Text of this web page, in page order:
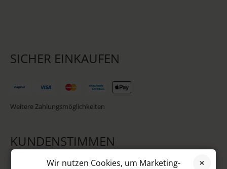
SICHER EINKAUFEN
Weitere Zahlungsmöglichkeiten
KUNDENSTIMMEN
Wir nutzen Cookies, um Marketing-